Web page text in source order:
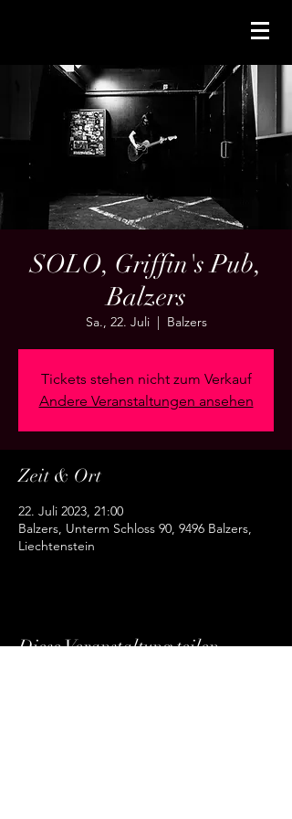
SOLO, Griffin's Pub,
Balzers
Sa., 22. Juli
  |
Balzers
Tickets stehen nicht zum Verkauf
Andere Veranstaltungen ansehen
Zeit & Ort
22. Juli 2023, 21:00
Balzers, Unterm Schloss 90, 9496 Balzers,
Liechtenstein
Diese Veranstaltung teilen